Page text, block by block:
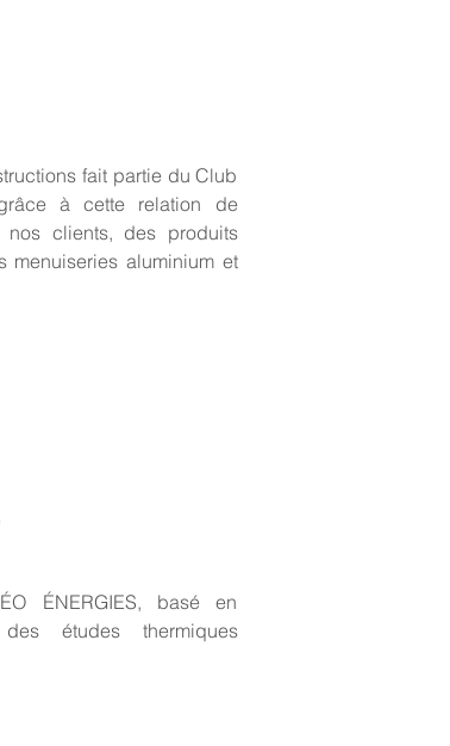
fait partie du Club
à cette relation de
clients, des produits
menuiseries aluminium et
ÉNERGIES, basé en
études thermiques